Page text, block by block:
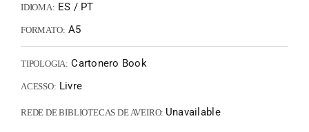
IDIOMA: ES / PT
FORMATO: A5
TIPOLOGIA: Cartonero Book
ACESSO: Livre
REDE DE BIBLIOTECAS DE AVEIRO: Unavailable